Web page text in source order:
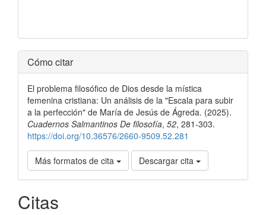
Detalles
del
artículo
Cómo citar
El problema filosófico de Dios desde la mística
femenina cristiana: Un análisis de la "Escala para subir
a la perfección" de María de Jesús de Ágreda. (2025).
Cuadernos Salmantinos De filosofía, 52, 281-303.
https://doi.org/10.36576/2660-9509.52.281
Más formatos de cita Descargar cita
Citas